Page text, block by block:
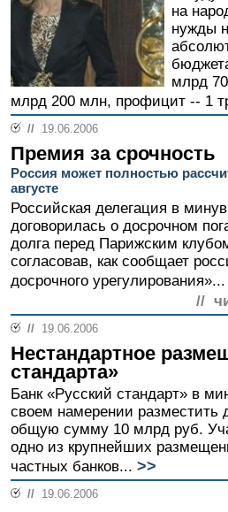
на
нужды
млрд
млрд 200 млн, профицит -- 1
// 19.06.2006
Премия за срочность
Россия может полностью
августе
Российская делегация в
договорилась о досрочном
долга перед Парижским
согласовав, как сообщает
досрочного урегулирования»...
//
// 19.06.2006
Нестандартное
стандарта»
Банк «Русский стандарт» в
своем намерении разместить
общую сумму 10 млрд руб.
одно из крупнейших
частных банков... >>
// 19.06.2006